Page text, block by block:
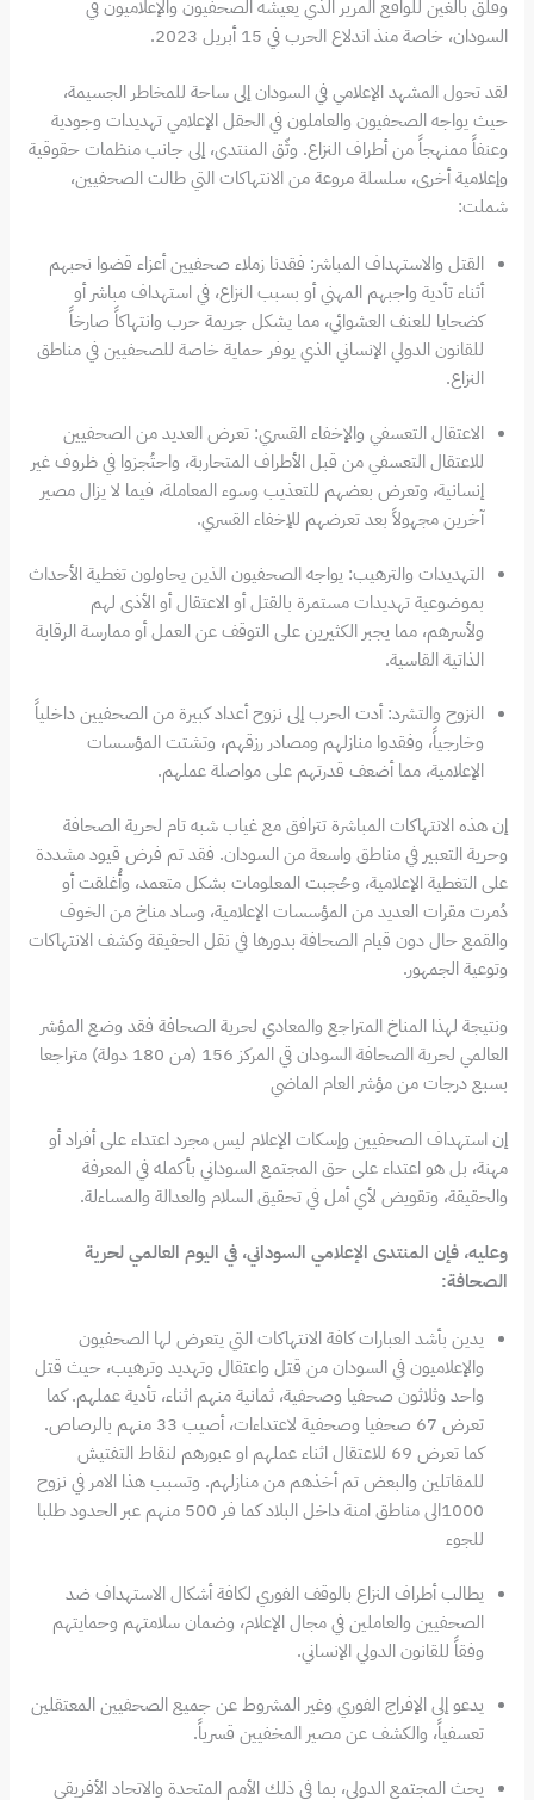
وقلق بالغين للواقع المرير الذي يعيشه الصحفيون والإعلاميون في
السودان، خاصة منذ اندلاع الحرب في 15 أبريل 2023.
لقد تحول المشهد الإعلامي في السودان إلى ساحة للمخاطر الجسيمة،
حيث يواجه الصحفيون والعاملون في الحقل الإعلامي تهديدات وجودية
وعنفاً ممنهجاً من أطراف النزاع. وثّق المنتدى، إلى جانب منظمات حقوقية
وإعلامية أخرى، سلسلة مروعة من الانتهاكات التي طالت الصحفيين،
شملت:
القتل والاستهداف المباشر: فقدنا زملاء صحفيين أعزاء قضوا نحبهم
أثناء تأدية واجبهم المهني أو بسبب النزاع، في استهداف مباشر أو
كضحايا للعنف العشوائي، مما يشكل جريمة حرب وانتهاكاً صارخاً
للقانون الدولي الإنساني الذي يوفر حماية خاصة للصحفيين في مناطق
النزاع.
الاعتقال التعسفي والإخفاء القسري: تعرض العديد من الصحفيين
للاعتقال التعسفي من قبل الأطراف المتحاربة، واحتُجزوا في ظروف غير
إنسانية، وتعرض بعضهم للتعذيب وسوء المعاملة، فيما لا يزال مصير
آخرين مجهولاً بعد تعرضهم للإخفاء القسري.
التهديدات والترهيب: يواجه الصحفيون الذين يحاولون تغطية الأحداث
بموضوعية تهديدات مستمرة بالقتل أو الاعتقال أو الأذى لهم
ولأسرهم، مما يجبر الكثيرين على التوقف عن العمل أو ممارسة الرقابة
الذاتية القاسية.
النزوح والتشرد: أدت الحرب إلى نزوح أعداد كبيرة من الصحفيين داخلياً
وخارجياً، وفقدوا منازلهم ومصادر رزقهم، وتشتت المؤسسات
الإعلامية، مما أضعف قدرتهم على مواصلة عملهم.
إن هذه الانتهاكات المباشرة تترافق مع غياب شبه تام لحرية الصحافة
وحرية التعبير في مناطق واسعة من السودان. فقد تم فرض قيود مشددة
على التغطية الإعلامية، وحُجبت المعلومات بشكل متعمد، وأُغلقت أو
دُمرت مقرات العديد من المؤسسات الإعلامية، وساد مناخ من الخوف
والقمع حال دون قيام الصحافة بدورها في نقل الحقيقة وكشف الانتهاكات
وتوعية الجمهور.
ونتيجة لهذا المناخ المتراجع والمعادي لحرية الصحافة فقد وضع المؤشر
العالمي لحرية الصحافة السودان قي المركز 156 (من 180 دولة) متراجعا
بسبع درجات من مؤشر العام الماضي
إن استهداف الصحفيين وإسكات الإعلام ليس مجرد اعتداء على أفراد أو
مهنة، بل هو اعتداء على حق المجتمع السوداني بأكمله في المعرفة
والحقيقة، وتقويض لأي أمل في تحقيق السلام والعدالة والمساءلة.
وعليه، فإن المنتدى الإعلامي السوداني، في اليوم العالمي لحرية
الصحافة:
يدين بأشد العبارات كافة الانتهاكات التي يتعرض لها الصحفيون
والإعلاميون في السودان من قتل واعتقال وتهديد وترهيب، حيث قتل
واحد وثلاثون صحفيا وصحفية، ثمانية منهم اثناء، تأدية عملهم. كما
تعرض 67 صحفيا وصحفية لاعتداءات، أصيب 33 منهم بالرصاص.
كما تعرض 69 للاعتقال اثناء عملهم او عبورهم لنقاط التفتيش
للمقاتلين والبعض تم أخذهم من منازلهم. وتسبب هذا الامر في نزوح
1000الى مناطق امنة داخل البلاد كما فر 500 منهم عبر الحدود طلبا
للجوء
يطالب أطراف النزاع بالوقف الفوري لكافة أشكال الاستهداف ضد
الصحفيين والعاملين في مجال الإعلام، وضمان سلامتهم وحمايتهم
وفقاً للقانون الدولي الإنساني.
يدعو إلى الإفراج الفوري وغير المشروط عن جميع الصحفيين المعتقلين
تعسفياً، والكشف عن مصير المخفيين قسرياً.
يحث المجتمع الدولي، بما في ذلك الأمم المتحدة والاتحاد الأفريقي